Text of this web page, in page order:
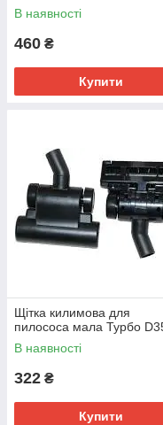
В наявності
460 ₴
Купити
Щітка килимова для
пилососа мала Турбо
В наявності
322 ₴
Купити